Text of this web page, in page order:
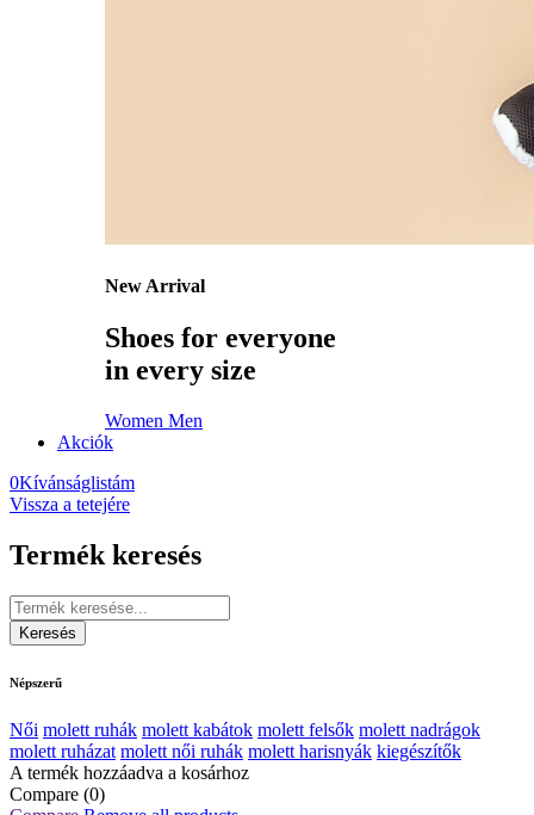
New Arrival
Shoes for everyone
in every size
Women Men
Akciók
0Kívánságlistám
Vissza a tetejére
Termék keresés
Népszerű
Női molett ruhák molett kabátok molett felsők molett nadrágok
molett ruházat molett női ruhák molett harisnyák kiegészítők
A termék hozzáadva a kosárhoz
Compare (0)